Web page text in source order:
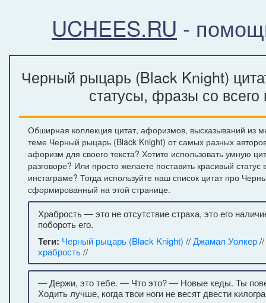
UCHEES.RU -
Черный рыцарь (Black Knight)
статусы, фразы со
Обширная коллекция цитат, афоризмов, высказываний из
теме Черный рыцарь (Black Knight) от самых разных
афоризм для своего текста? Хотите использовать умную
разговоре? Или просто желаете поставить красивый статус
инстаграме? Тогда используйте наш список цитат про
сформированный на этой странице.
Храбрость — это не отсутствие страха, это его
побороть его.
Теги: Черный рыцарь (Black Knight) //Джамал Уолкер//
храбрость//
— Держи, это тебе. — Что это? — Новые кеды. Ты
Ходить лучше, когда твои ноги не весят двести